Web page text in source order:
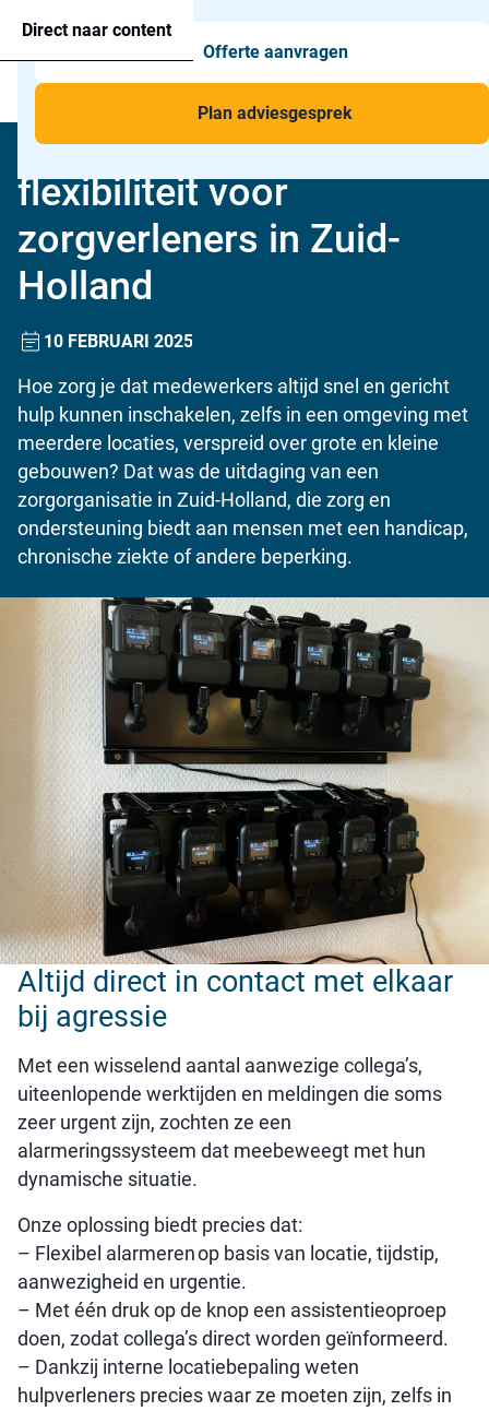
Direct naar content
Menu
Agressie alarmering
Man-down & BHV Alarmering
Voor wie
Toepassingen
Offerte aanvragen
Plan adviesgesprek
Meer veiligheid en
flexibiliteit voor
zorgverleners in Zuid-
Holland
10 FEBRUARI 2025
Hoe zorg je dat medewerkers altijd snel en gericht
hulp kunnen inschakelen, zelfs in een omgeving met
meerdere locaties, verspreid over grote en kleine
gebouwen? Dat was de uitdaging van een
zorgorganisatie in Zuid-Holland, die zorg en
ondersteuning biedt aan mensen met een handicap,
chronische ziekte of andere beperking.
Altijd direct in contact met elkaar
bij agressie
Met een wisselend aantal aanwezige collega’s,
uiteenlopende werktijden en meldingen die soms
zeer urgent zijn, zochten ze een
alarmeringssysteem dat meebeweegt met hun
dynamische situatie.
Onze oplossing biedt precies dat:
– Flexibel alarmeren op basis van locatie, tijdstip,
aanwezigheid en urgentie.
– Met één druk op de knop een assistentieoproep
doen, zodat collega’s direct worden geïnformeerd.
– Dankzij interne locatiebepaling weten
hulpverleners precies waar ze moeten zijn, zelfs in